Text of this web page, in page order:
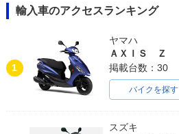
輸入車のアクセスランキング
1
ヤマハ
ＡＸＩＳ Ｚ
掲載台数：30
バイクを探す
スズキ